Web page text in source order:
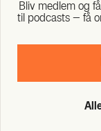
Bliv med­lem og
til podcasts – få